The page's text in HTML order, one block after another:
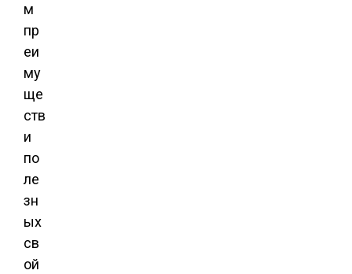
м
пр
еи
му
ще
ств
и
по
ле
зн
ых
св
ой